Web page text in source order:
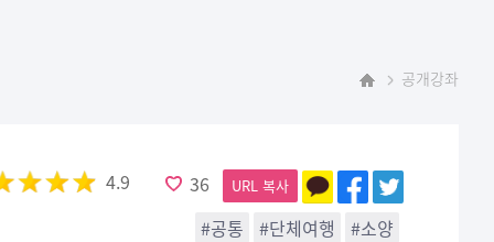
공개강좌
4.9 36 URL 복사
#공통 #단체여행
#소양